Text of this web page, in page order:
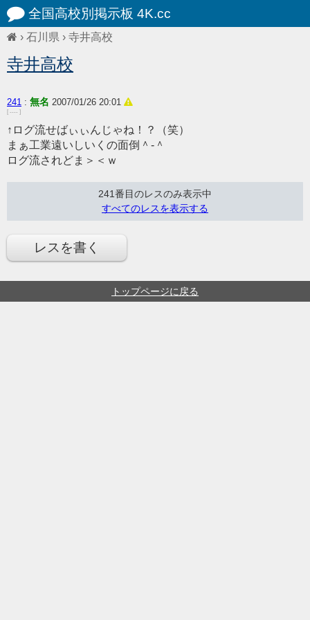
全国高校別掲示板 4K.cc
› 石川県 › 寺井高校
寺井高校
241 : 無名 2007/01/26 20:01
[ ---- ]
↑ログ流せばぃぃんじゃね！？（笑）
まぁ工業遠いしいくの面倒＾-＾
ログ流されどま＞＜ｗ
241番目のレスのみ表示中
すべてのレスを表示する
レスを書く
トップページに戻る